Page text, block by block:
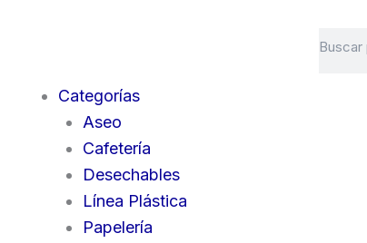
Categorías
Aseo
Cafetería
Desechables
Línea Plástica
Papelería